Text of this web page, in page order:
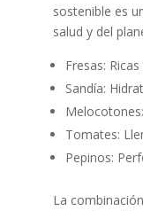
sostenible es
salud y del
Fresas:
Sandía:
Tomates:
Pepinos:
La